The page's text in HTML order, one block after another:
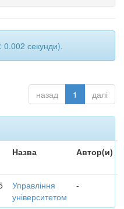
0.002 секунди).
назад 1 далі
Назва Автор(и)
Управління
університетом
-